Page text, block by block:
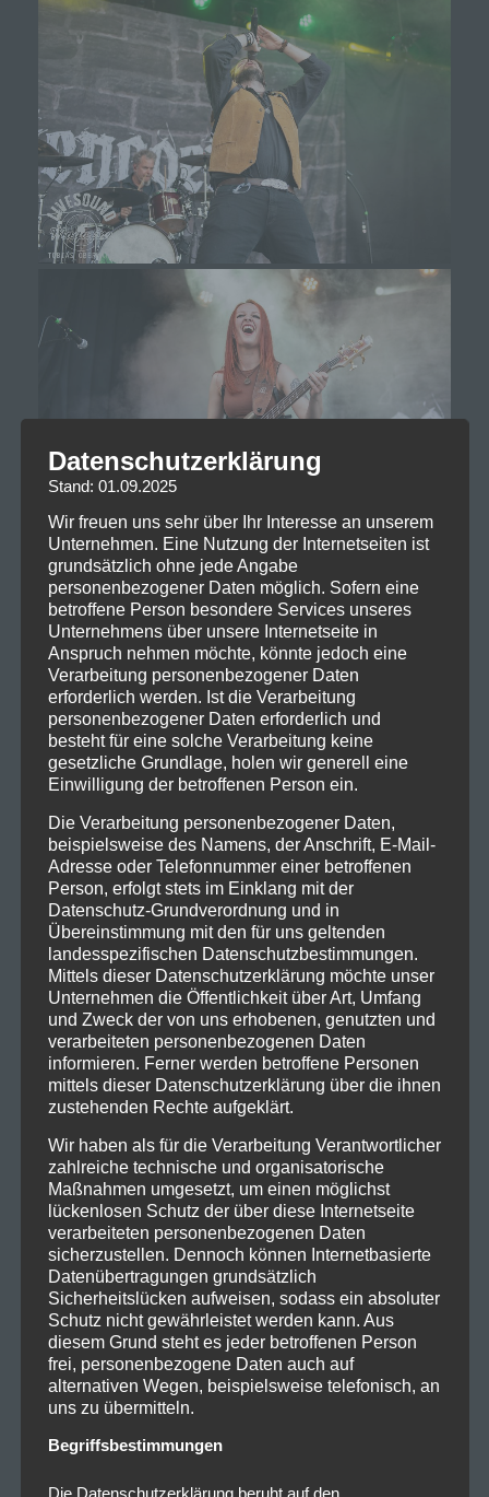
Datenschutzerklärung
Stand: 01.09.2025
Wir freuen uns sehr über Ihr Interesse an unserem
Unternehmen. Eine Nutzung der Internetseiten ist
grundsätzlich ohne jede Angabe
personenbezogener Daten möglich. Sofern eine
betroffene Person besondere Services unseres
Unternehmens über unsere Internetseite in
Anspruch nehmen möchte, könnte jedoch eine
Verarbeitung personenbezogener Daten
erforderlich werden. Ist die Verarbeitung
personenbezogener Daten erforderlich und
besteht für eine solche Verarbeitung keine
gesetzliche Grundlage, holen wir generell eine
Einwilligung der betroffenen Person ein.
Die Verarbeitung personenbezogener Daten,
beispielsweise des Namens, der Anschrift, E-Mail-
Adresse oder Telefonnummer einer betroffenen
Person, erfolgt stets im Einklang mit der
Datenschutz-Grundverordnung und in
Übereinstimmung mit den für uns geltenden
landesspezifischen Datenschutzbestimmungen.
Mittels dieser Datenschutzerklärung möchte unser
Unternehmen die Öffentlichkeit über Art, Umfang
und Zweck der von uns erhobenen, genutzten und
verarbeiteten personenbezogenen Daten
informieren. Ferner werden betroffene Personen
mittels dieser Datenschutzerklärung über die ihnen
zustehenden Rechte aufgeklärt.
Wir haben als für die Verarbeitung Verantwortlicher
zahlreiche technische und organisatorische
Maßnahmen umgesetzt, um einen möglichst
lückenlosen Schutz der über diese Internetseite
verarbeiteten personenbezogenen Daten
sicherzustellen. Dennoch können Internetbasierte
Datenübertragungen grundsätzlich
Sicherheitslücken aufweisen, sodass ein absoluter
Schutz nicht gewährleistet werden kann. Aus
diesem Grund steht es jeder betroffenen Person
frei, personenbezogene Daten auch auf
alternativen Wegen, beispielsweise telefonisch, an
uns zu übermitteln.
Begriffsbestimmungen